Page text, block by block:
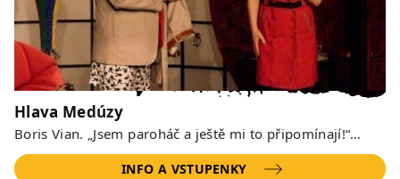
Hlava Medúzy
Boris Vian. „Jsem paroháč a ještě mi to připomínají!“…
INFO A VSTUPENKY